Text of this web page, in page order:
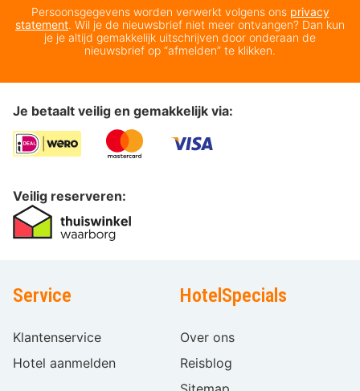
Persoonsgegevens worden verwerkt volgens ons privacy
statement. Wil je de nieuwsbrief niet meer ontvangen? Dan kun
je je altijd gemakkelijk uitschrijven door onderaan de
nieuwsbrief op “afmelden” te klikken.
Je betaalt veilig en gemakkelijk via:
Veilig reserveren:
Service
Klantenservice
Hotel aanmelden
HotelSpecials
Over ons
Reisblog